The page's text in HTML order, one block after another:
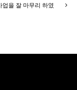
업을 잘 마무리 하였